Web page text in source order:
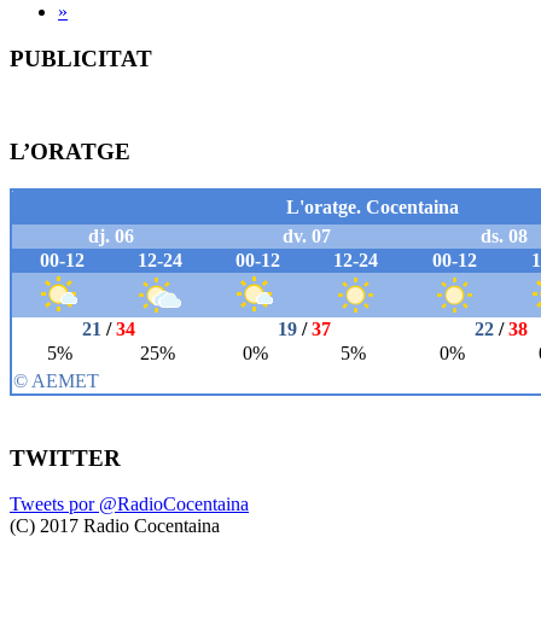
»
PUBLICITAT
L’ORATGE
TWITTER
Tweets por @RadioCocentaina
(C) 2017 Radio Cocentaina